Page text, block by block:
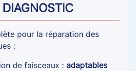
pour la réparation des
:
de faisceaux : adaptables